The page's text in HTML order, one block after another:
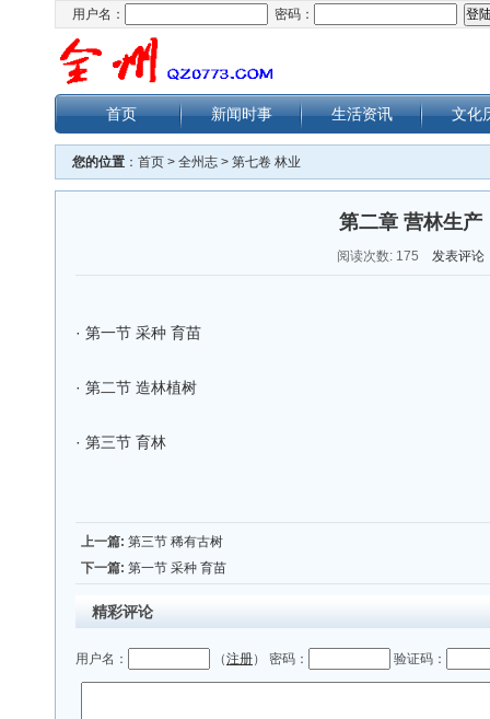
用户名： 密码：
首页 新闻时事 生活资讯 文化
您的位置 ： 首页 > 全州志 > 第七卷 林业
第二章 营林生产
阅读次数: 175 发表评论
· 第一节 采种 育苗
· 第二节 造林植树
· 第三节 育林
上一篇: 第三节 稀有古树
下一篇: 第一节 采种 育苗
精彩评论
用户名： （注册） 密码： 验证码：